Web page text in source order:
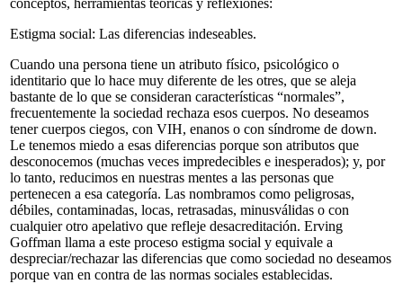
conceptos, herramientas teóricas y reflexiones:
Estigma social: Las diferencias indeseables.
Cuando una persona tiene un atributo físico, psicológico o
identitario que lo hace muy diferente de les otres, que se aleja
bastante de lo que se consideran características “normales”,
frecuentemente la sociedad rechaza esos cuerpos. No deseamos
tener cuerpos ciegos, con VIH, enanos o con síndrome de down.
Le tenemos miedo a esas diferencias porque son atributos que
desconocemos (muchas veces impredecibles e inesperados); y, por
lo tanto, reducimos en nuestras mentes a las personas que
pertenecen a esa categoría. Las nombramos como peligrosas,
débiles, contaminadas, locas, retrasadas, minusválidas o con
cualquier otro apelativo que refleje desacreditación. Erving
Goffman llama a este proceso estigma social y equivale a
despreciar/rechazar las diferencias que como sociedad no deseamos
porque van en contra de las normas sociales establecidas.